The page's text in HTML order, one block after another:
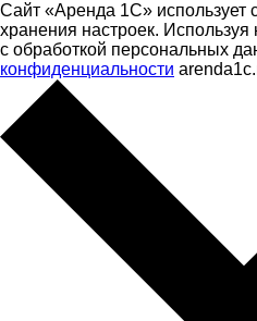
Сайт «Аренда 1С» использует
хранения настроек.
с обработкой персональных
конфиденциальности